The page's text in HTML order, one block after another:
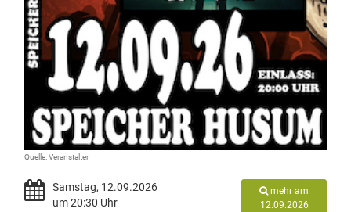
Quelle: Veranstalter
Samstag, 12.09.2026
um 20:30 Uhr
mehr am
12.09.2026